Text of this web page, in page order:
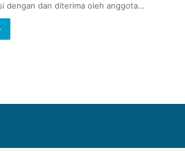
dengan dan diterima oleh anggota…